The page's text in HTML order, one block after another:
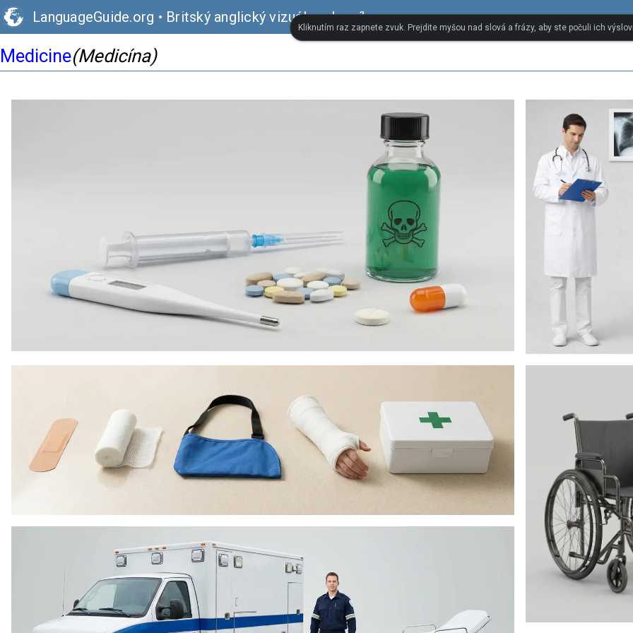
LanguageGuide.org • Britský anglický vizuálny slovník
Medicine(Medicína)
Kliknutím raz zapnete zvuk. Prejdite myšou nad slová a frázy, aby ste počuli ich